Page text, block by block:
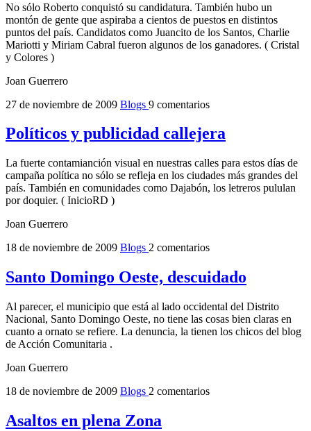
No sólo Roberto conquistó su candidatura. También hubo un
montón de gente que aspiraba a cientos de puestos en distintos
puntos del país. Candidatos como Juancito de los Santos, Charlie
Mariotti y Miriam Cabral fueron algunos de los ganadores. ( Cristal
y Colores )
Joan Guerrero
27 de noviembre de 2009 Blogs 9 comentarios
Políticos y publicidad callejera
La fuerte contamianción visual en nuestras calles para estos días de
campaña política no sólo se refleja en los ciudades más grandes del
país. También en comunidades como Dajabón, los letreros pululan
por doquier. ( InicioRD )
Joan Guerrero
18 de noviembre de 2009 Blogs 2 comentarios
Santo Domingo Oeste, descuidado
Al parecer, el municipio que está al lado occidental del Distrito
Nacional, Santo Domingo Oeste, no tiene las cosas bien claras en
cuanto a ornato se refiere. La denuncia, la tienen los chicos del blog
de Acción Comunitaria .
Joan Guerrero
18 de noviembre de 2009 Blogs 2 comentarios
Asaltos en plena Zona